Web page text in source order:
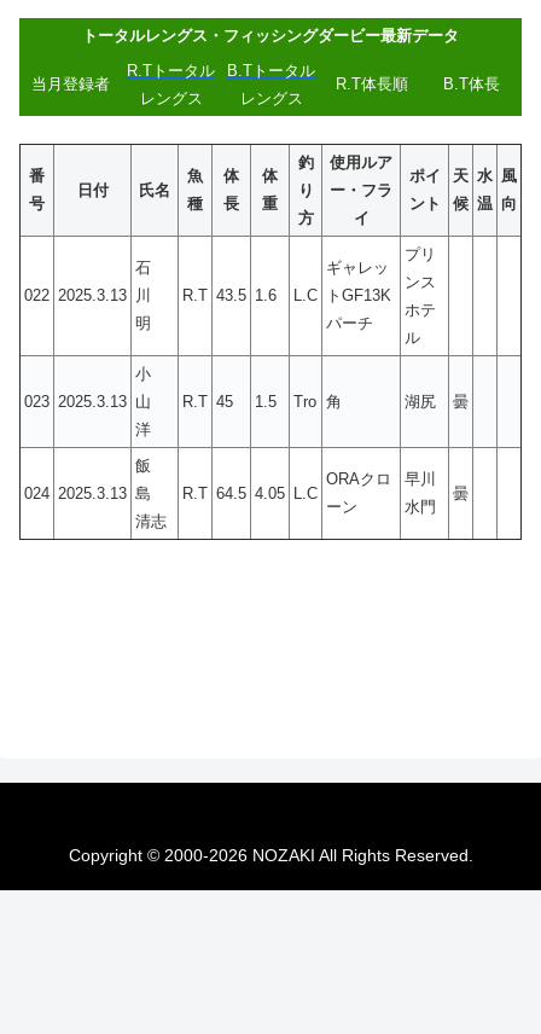
トータルレングス・フィッシングダービー最新データ
当月登録者
R.Tトータル
レングス
B.Tトータル
レングス
R.T体長順 B.T体長
番
号
日付 氏名
魚
種
体
長
体
重
釣
り
方
使用ルア
ー・フラ
イ
ポイ
ント
天
候
水
温
風
向
022 2025.3.13
石
川
明
R.T 43.5 1.6 L.C
ギャレッ
トGF13K
パーチ
プリ
ンス
ホテ
ル
023 2025.3.13
小
山
洋
R.T 45 1.5 Tro 角 湖尻 曇
024 2025.3.13
飯
島
清志
R.T 64.5 4.05 L.C
ORAクロ
ーン
早川
水門
曇
Copyright © 2000-2026 NOZAKI All Rights Reserved.